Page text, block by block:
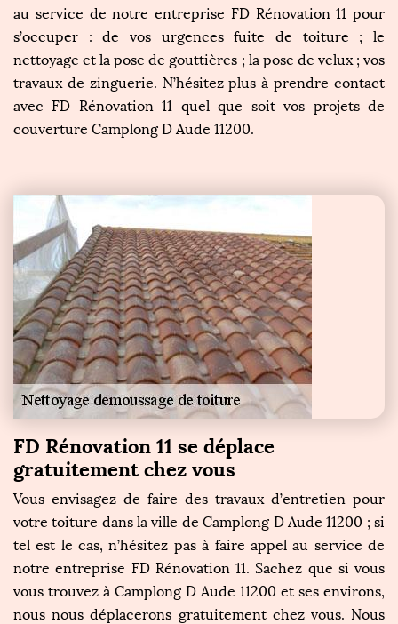
au service de notre entreprise FD Rénovation 11 pour
s’occuper : de vos urgences fuite de toiture ; le
nettoyage et la pose de gouttières ; la pose de velux ; vos
travaux de zinguerie. N’hésitez plus à prendre contact
avec FD Rénovation 11 quel que soit vos projets de
couverture Camplong D Aude 11200.
FD Rénovation 11 se déplace
gratuitement chez vous
Vous envisagez de faire des travaux d’entretien pour
votre toiture dans la ville de Camplong D Aude 11200 ; si
tel est le cas, n’hésitez pas à faire appel au service de
notre entreprise FD Rénovation 11. Sachez que si vous
vous trouvez à Camplong D Aude 11200 et ses environs,
nous nous déplacerons gratuitement chez vous. Nous